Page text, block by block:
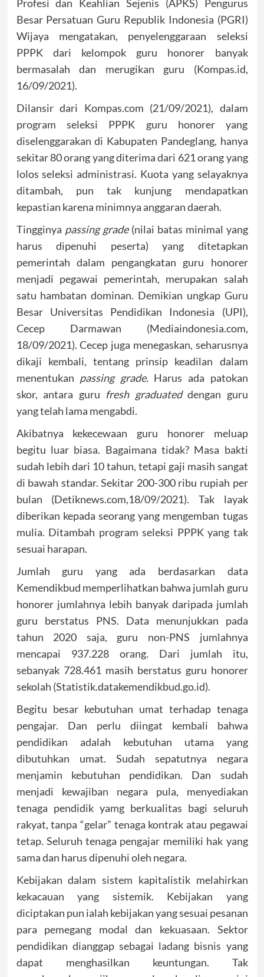
Profesi dan Keahlian Sejenis (APKS) Pengurus
Besar Persatuan Guru Republik Indonesia (PGRI)
Wijaya mengatakan, penyelenggaraan seleksi
PPPK dari kelompok guru honorer banyak
bermasalah dan merugikan guru (Kompas.id,
16/09/2021).
Dilansir dari Kompas.com (21/09/2021), dalam
program seleksi PPPK guru honorer yang
diselenggarakan di Kabupaten Pandeglang, hanya
sekitar 80 orang yang diterima dari 621 orang yang
lolos seleksi administrasi. Kuota yang selayaknya
ditambah, pun tak kunjung mendapatkan
kepastian karena minimnya anggaran daerah.
Tingginya passing grade(nilai batas minimal yang
harus dipenuhi peserta) yang ditetapkan
pemerintah dalam pengangkatan guru honorer
menjadi pegawai pemerintah, merupakan salah
satu hambatan dominan. Demikian ungkap Guru
Besar Universitas Pendidikan Indonesia (UPI),
Cecep Darmawan (Mediaindonesia.com,
18/09/2021). Cecep juga menegaskan, seharusnya
dikaji kembali, tentang prinsip keadilan dalam
menentukan passing grade.Harus ada patokan
skor, antara guru fresh graduateddengan guru
yang telah lama mengabdi.
Akibatnya kekecewaan guru honorer meluap
begitu luar biasa. Bagaimana tidak? Masa bakti
sudah lebih dari 10 tahun, tetapi gaji masih sangat
di bawah standar. Sekitar 200-300 ribu rupiah per
bulan (Detiknews.com,18/09/2021). Tak layak
diberikan kepada seorang yang mengemban tugas
mulia. Ditambah program seleksi PPPK yang tak
sesuai harapan.
Jumlah guru yang ada berdasarkan data
Kemendikbud memperlihatkan bahwa jumlah guru
honorer jumlahnya lebih banyak daripada jumlah
guru berstatus PNS. Data menunjukkan pada
tahun 2020 saja, guru non-PNS jumlahnya
mencapai 937.228 orang. Dari jumlah itu,
sebanyak 728.461 masih berstatus guru honorer
sekolah (Statistik.datakemendikbud.go.id).
Begitu besar kebutuhan umat terhadap tenaga
pengajar. Dan perlu diingat kembali bahwa
pendidikan adalah kebutuhan utama yang
dibutuhkan umat. Sudah sepatutnya negara
menjamin kebutuhan pendidikan. Dan sudah
menjadi kewajiban negara pula, menyediakan
tenaga pendidik yamg berkualitas bagi seluruh
rakyat, tanpa “gelar” tenaga kontrak atau pegawai
tetap. Seluruh tenaga pengajar memiliki hak yang
sama dan harus dipenuhi oleh negara.
Kebijakan dalam sistem kapitalistik melahirkan
kekacauan yang sistemik. Kebijakan yang
diciptakan pun ialah kebijakan yang sesuai pesanan
para pemegang modal dan kekuasaan. Sektor
pendidikan dianggap sebagai ladang bisnis yang
dapat menghasilkan keuntungan. Tak